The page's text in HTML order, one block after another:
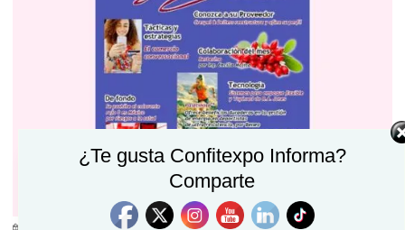
¿Te gusta Confitexpo Informa?
Comparte